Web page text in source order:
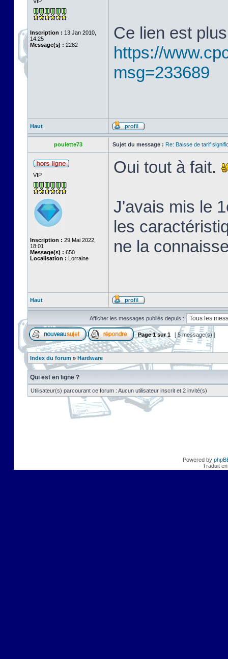
Inscription : 13 Jan 2010,
14:25
Message(s) : 2282
Ce lien est
https://
msg=233689
Haut
poulette73 Sujet du message : Re: Baisse de tarif
VIP
Inscription : 29 Mai 2022,
18:01
Message(s) : 650
Localisation : Lorraine
Oui tout à fait.
J'avais mis le
les
ne la
Haut
Afficher les messages publiés depuis :
Page1sur1 [ 5 message(s) ]
Index du forum » Hardware
Qui est en ligne ?
Utilisateur(s) parcourant ce forum : Aucun utilisateur inscrit et 2 invité(s)
Powered by
Traduit